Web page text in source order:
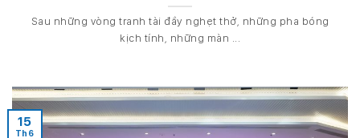
Sau những vòng tranh tài đầy nghẹt thở, những pha bóng
kịch tính, những màn ...
15
Th6